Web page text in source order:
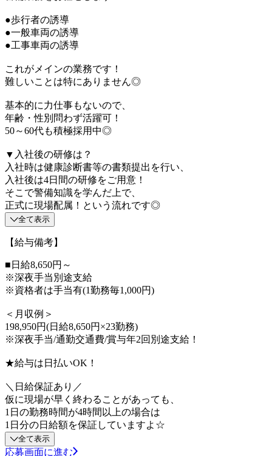
●歩行者の誘導
●一般車両の誘導
●工事車両の誘導
これがメインの業務です！
難しいことは特にありません◎
基本的に力仕事もないので、
年齢・性別問わず活躍可！
50～60代も積極採用中◎
▼入社後の研修は？
入社時は健康診断書等の書類提出を行い、
入社後は4日間の研修をご用意！
そこで警備知識を学んだ上で、
正式に現場配属！という流れです◎
全て表示
【給与備考】
■日給8,650円～
※深夜手当別途支給
※資格者は手当有(1勤務毎1,000円)
＜月収例＞
198,950円(日給8,650円×23勤務)
※深夜手当/通勤交通費/賞与年2回別途支給！
★給与は日払いOK！
＼日給保証あり／
仮に現場が早く終わることがあっても、
1日の勤務時間が4時間以上の場合は
1日分の日給額を保証していますよ☆
全て表示
応募画面に進む